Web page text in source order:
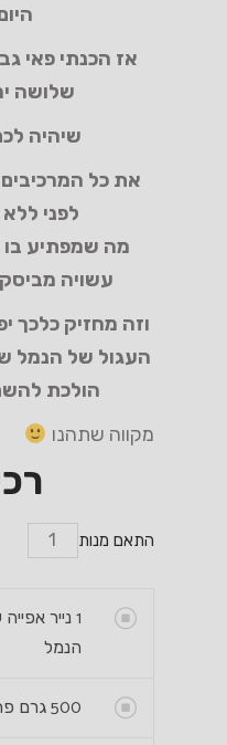
אז הכנתי פאי
שלושה
שיהיה
את כל המרכיבים
לפני
מה שמפתיע
עשויה
וזה מחזיק כלכך
העגול של הנמל
הולכת
מקווה שתהנו
התאם מנות
1
הנמל
500 גרם